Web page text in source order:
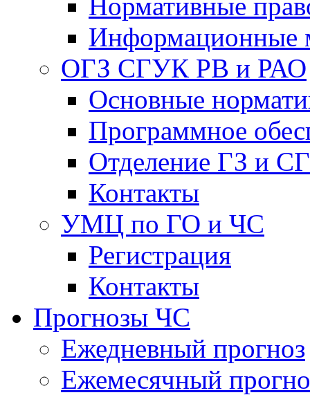
Информационные
ОГЗ СГУК РВ и РАО
Основные
Программное
Отделение ГЗ и
Контакты
УМЦ по ГО и ЧС
Регистрация
Контакты
Прогнозы ЧС
Ежедневный прогноз
Ежемесячный